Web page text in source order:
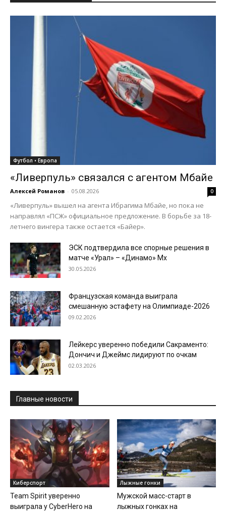
Футбол • Европа
«Ливерпуль» связался с агентом Мбайе
Алексей Романов - 05.08.2026 0
«Ливерпуль» вышел на агента Ибрагима Мбайе, но пока не
направлял «ПСЖ» официальное предложение. В борьбе за 18-
летнего вингера также остается «Байер».
ЭСК подтвердила все спорные решения в
матче «Урал» – «Динамо» Мх
30.05.2026
Французская команда выиграла
смешанную эстафету на Олимпиаде-2026
09.02.2026
Лейкерс уверенно победили Сакраменто:
Дончич и Джеймс лидируют по очкам
02.03.2026
Главные новости
Киберспорт
Team Spirit уверенно
выиграла у CyberHero на
Лыжные гонки
Мужской масс-старт в
лыжных гонках на